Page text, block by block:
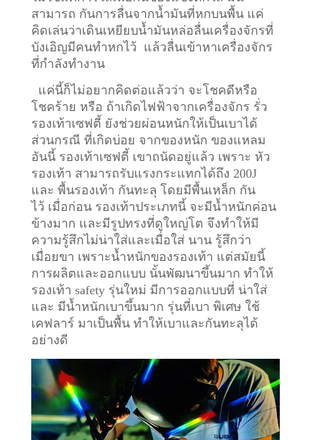
สามารถ กันการลื่นจากน้ำมันที่หกบนพื้น แค่
คิดเล่นว่าเดินเหยียบน้ำมันหล่อลื่นเครื่องจักรที่
บังเอิญมีคนทำหกไว้ แล้วลื่นเข้าหาเครื่องจักร
ที่กำลังทำงาน
แค่นี้ก็ไม่อยากคิดต่อแล้วว่า จะโชคดีหรือ
โชคร้าย หรือ ถ้าเกิดไฟฟ้าจากเครื่องจักร รั่ว
รองเท้าเซฟตี้ ยังช่วยผ่อนหนักให้เป็นเบาได้
ส่วนกรณี ที่เกิดบ่อย จากของหนัก ของแหลม
อันนี้ รองเท้าเซฟตี้ เขาถนัดอยู่แล้ว เพราะ หัว
รองเท้า สามารถรับแรงกระแทกได้ถึง 200J
และ พื้นรองเท้า กันทะลุ โดยมีพื้นเหล็ก กัน
ไว้ เมื่อก่อน รองเท้าประเภทนี้ จะมีน้ำหนักค่อน
ข้างมาก และมีรูปทรงที่ดูใหญ่โต จึงทำให้มี
ความรู้สึกไม่น่าใส่และเมื่อใส่ นาน รู้สึกว่า
เมื่อยขา เพราะน้ำหนักของรองเท้า แต่สมัยนี้
การผลิตและออกแบบ นั้นพัฒนาขึ้นมาก ทำให้
รองเท้า safety รุ่นใหม่ มีการออกแบบที่ น่าใส่
และ มีน้ำหนักเบาขึ้นมาก รุ่นที่เบา พิเศษ ใช้
เคฟลาร์ มาเป็นพื้น ทำให้เบาและกันทะลุได้
อย่างดี